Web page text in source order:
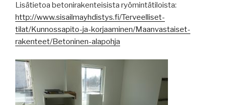
Lisätietoa betonirakenteisista ryömintätiloista:
http://www.sisailmayhdistys.fi/Terveelliset-
tilat/Kunnossapito-ja-korjaaminen/Maanvastaiset-
rakenteet/Betoninen-alapohja